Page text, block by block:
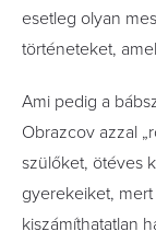
esetleg olyan
történeteket,
Ami pedig a
Obrazcov azzal
szülőket, ötéves
gyerekeiket, mert
kiszámíthatatlan